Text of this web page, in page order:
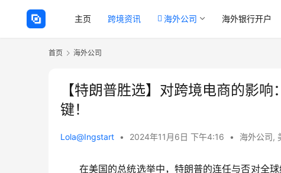
主页 跨境资讯 海外公司 海外银行开户
首页 海外公司
【特朗普胜选】对跨境电商的影
键！
Lola@Ingstart • 2024年11月6日 下午4:16 • 海外公司,
在美国的总统选举中，特朗普的连任与否对全